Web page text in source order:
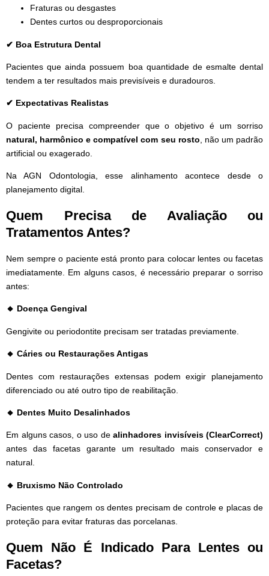
Fraturas ou desgastes
Dentes curtos ou desproporcionais
✔ Boa Estrutura Dental
Pacientes que ainda possuem boa quantidade de esmalte dental
tendem a ter resultados mais previsíveis e duradouros.
✔ Expectativas Realistas
O paciente precisa compreender que o objetivo é um sorriso
natural, harmônico e compatível com seu rosto , não um padrão
artificial ou exagerado.
Na AGN Odontologia, esse alinhamento acontece desde o
planejamento digital.
Quem Precisa de Avaliação ou
Tratamentos Antes?
Nem sempre o paciente está pronto para colocar lentes ou facetas
imediatamente. Em alguns casos, é necessário preparar o sorriso
antes:
🔸 Doença Gengival
Gengivite ou periodontite precisam ser tratadas previamente.
🔸 Cáries ou Restaurações Antigas
Dentes com restaurações extensas podem exigir planejamento
diferenciado ou até outro tipo de reabilitação.
🔸 Dentes Muito Desalinhados
Em alguns casos, o uso de alinhadores invisíveis (ClearCorrect)
antes das facetas garante um resultado mais conservador e
natural.
🔸 Bruxismo Não Controlado
Pacientes que rangem os dentes precisam de controle e placas de
proteção para evitar fraturas das porcelanas.
Quem Não É Indicado Para Lentes ou
Facetas?